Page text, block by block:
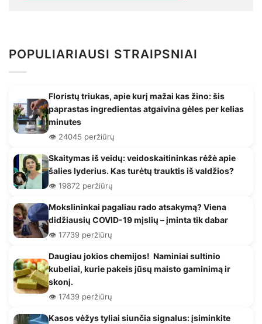
POPULIARIAUSI STRAIPSNIAI
Floristų triukas, apie kurį mažai kas žino: šis
paprastas ingredientas atgaivina gėles per kelias
minutes
👁️ 24045 peržiūrų
Skaitymas iš veidų: veidoskaitininkas rėžė apie
šalies lyderius. Kas turėtų trauktis iš valdžios?
👁️ 19872 peržiūrų
Mokslininkai pagaliau rado atsakymą? Viena
didžiausių COVID-19 mįslių – įminta tik dabar
👁️ 17739 peržiūrų
Daugiau jokios chemijos! Naminiai sultinio
kubeliai, kurie pakeis jūsų maisto gaminimą ir
skonį.
👁️ 17439 peržiūrų
Kasos vėžys tyliai siunčia signalus: įsiminkite